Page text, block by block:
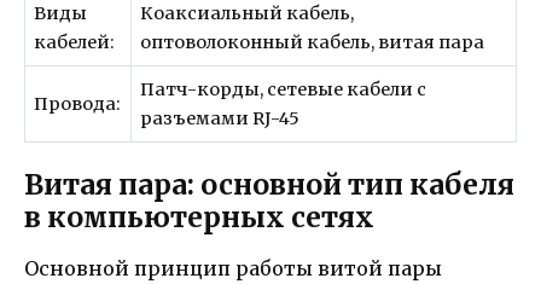
Виды
кабелей:
Коаксиальный кабель,
оптоволоконный кабель, витая пара
Провода:
Патч-корды, сетевые кабели с
разъемами RJ-45
Витая пара: основной тип кабеля
в компьютерных сетях
Основной принцип работы витой пары